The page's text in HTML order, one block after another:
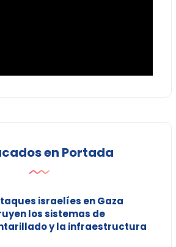
en Portada
israelíes en Gaza
los sistemas de
y la infraestructura